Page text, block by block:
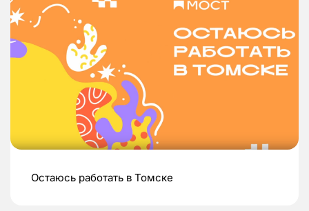
Остаюсь работать в Томске